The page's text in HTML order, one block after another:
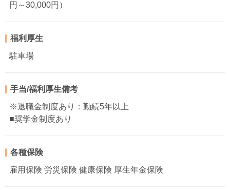
円～30,000円）
福利厚生
駐車場
手当/福利厚生備考
※退職金制度あり：勤続5年以上
■奨学金制度あり
各種保険
雇用保険 労災保険 健康保険 厚生年金保険